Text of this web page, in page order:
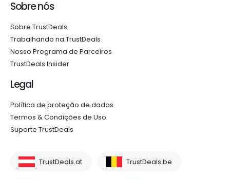
Sobre nós
Sobre TrustDeals
Trabalhando na TrustDeals
Nosso Programa de Parceiros
TrustDeals Insider
Legal
Política de proteção de dados
Termos & Condições de Uso
Suporte TrustDeals
TrustDeals.at TrustDeals.be